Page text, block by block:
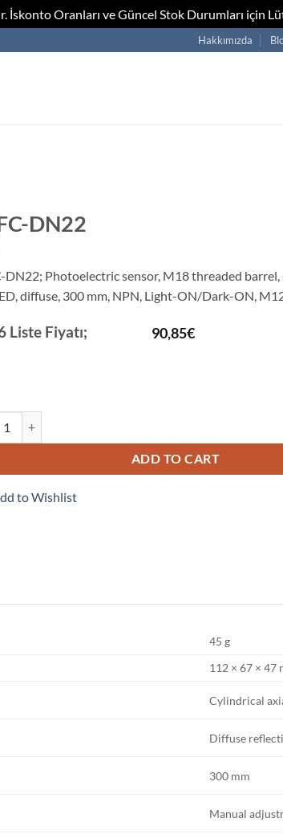
İskonto Oranları ve Güncel Stok Durumları için
Hakkımızda
DN22
DN22; Photoelectric sensor, M18 threaded barrel,
diffuse, 300 mm, NPN, Light-ON/Dark-ON,
Liste Fiyatı; 90,85€
ADD TO CART
to Wishlist
45 g
112 × 67 × 47
Cylindrical
Diffuse
300 mm
Manual